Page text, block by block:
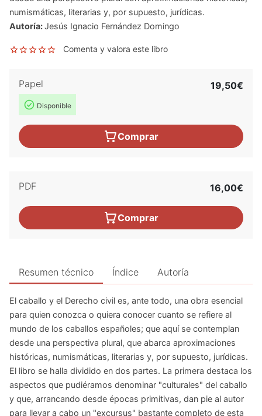
numismáticas, literarias y, por supuesto, jurídicas.
Autoría:Jesús Ignacio Fernández Domingo
Comenta y valora este libro
Papel
Disponible
19,50€
Comprar
PDF 16,00€
Comprar
Resumen técnico Índice Autoría
El caballo y el Derecho civil es, ante todo, una obra esencial
para quien conozca o quiera conocer cuanto se refiere al
mundo de los caballos españoles; que aquí se contemplan
desde una perspectiva plural, que abarca aproximaciones
históricas, numismáticas, literarias y, por supuesto, jurídicas.
El libro se halla dividido en dos partes. La primera destaca los
aspectos que pudiéramos denominar "culturales" del caballo
y que, arrancando desde épocas primitivas, dan pie al autor
para llevar a cabo un "excursus" bastante completo de esta